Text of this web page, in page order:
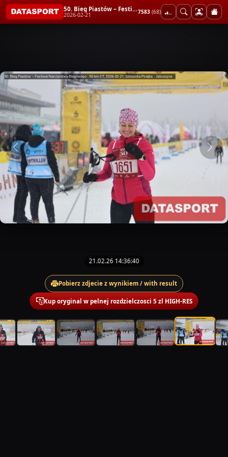
50. Bieg Piastów – Festiwal Narciarstwa Biegowego - 50 km CT
2026-02-21 7583 (68)
21.02.26 14:36:40
Pobierz zdjecie z wynikiem / with result
Kup oryginal w pelnej rozdzielczosci 5 zl HIGH-RES